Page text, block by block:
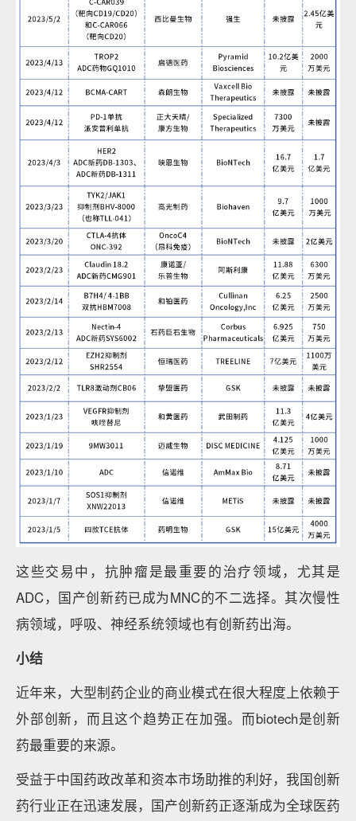
这些交易中，抗肿瘤是最重要的治疗领域，尤其是
ADC，国产创新药已成为MNC的不二选择。其次慢性
病领域，呼吸、神经系统领域也有创新药出海。
小结
近年来，大型制药企业的商业模式在很大程度上依赖于
外部创新，而且这个趋势正在加强。而biotech是创新
药最重要的来源。
受益于中国药政改革和资本市场助推的利好，我国创新
药行业正在迅速发展，国产创新药正逐渐成为全球医药